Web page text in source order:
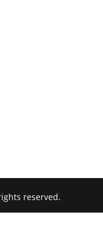
reserved.